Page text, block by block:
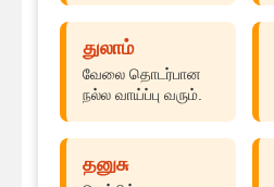
துலாம்
வேலை தொடர்பான
நல்ல வாய்ப்பு வரும்.
தனுசு